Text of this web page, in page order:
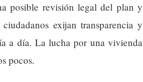
posible revisión legal del plan y
exijan transparencia y
a día. La lucha por una vivienda
pocos.